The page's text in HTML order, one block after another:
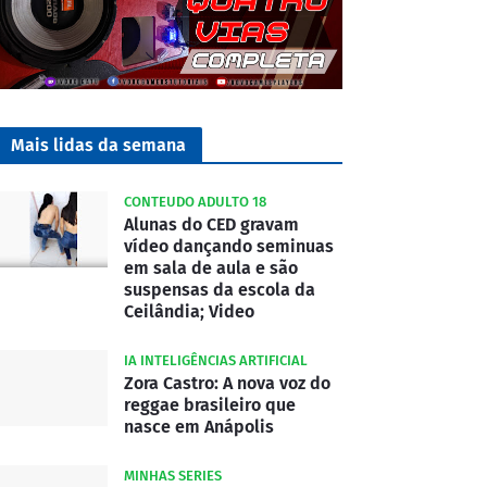
Mais lidas da semana
CONTEUDO ADULTO 18
Alunas do CED gravam
vídeo dançando seminuas
em sala de aula e são
suspensas da escola da
Ceilândia; Video
IA INTELIGÊNCIAS ARTIFICIAL
Zora Castro: A nova voz do
reggae brasileiro que
nasce em Anápolis
MINHAS SERIES